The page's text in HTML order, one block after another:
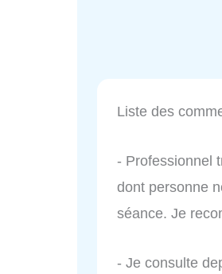
Liste des
- Professionnel
dont personne
séance. Je
- Je consulte